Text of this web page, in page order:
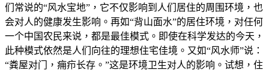
们常说的“风水宝地”，它不仅影响到人们居住的周围环境，也
会对人的健康发生影响。再如“背山面水”的居住环境，对任何
一个中国农民来说，都是最佳模式。即使在科学发达的今天，
此种模式依然是人们向往的理想住宅佳境。又如“风水师”说：
“粪屋对门，痈疖长存。”这是环境卫生对人的影响。试想，住